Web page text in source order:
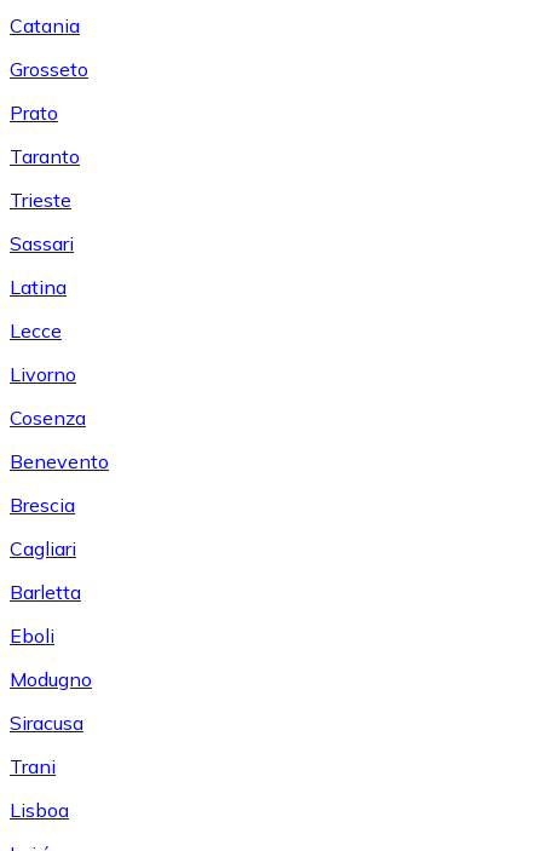
Catania
Grosseto
Prato
Taranto
Trieste
Sassari
Latina
Lecce
Livorno
Cosenza
Benevento
Brescia
Cagliari
Barletta
Eboli
Modugno
Siracusa
Trani
Lisboa